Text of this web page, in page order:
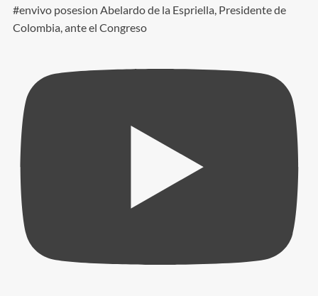
#envivo posesion Abelardo de la Espriella, Presidente de
Colombia, ante el Congreso